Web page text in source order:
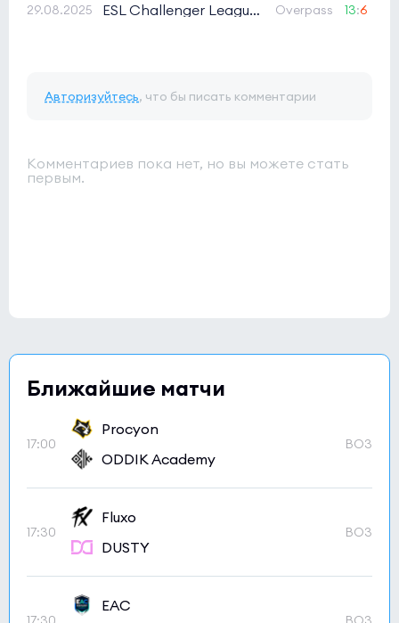
29.08.2025 ESL Challenger League Season 50 Oceania Cup 1 Overpass 13:6
Авторизуйтесь, что бы писать комментарии
Комментариев пока нет, но вы можете стать
первым.
Ближайшие матчи
17:00
Procyon
ODDIK Academy
BO3
17:30
Fluxo
DUSTY
BO3
EAC